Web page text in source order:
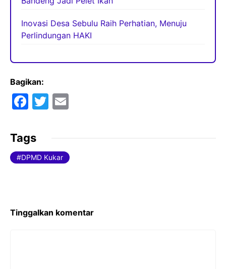
Inovasi Desa Sebulu Raih Perhatian, Menuju
Perlindungan HAKI
Bagikan:
F
c
e
b
k
T
er l
Tags
DPMD Kukar
Tinggalkan komentar